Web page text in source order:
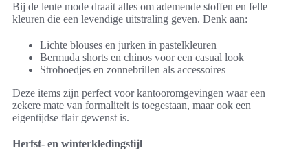
Bij de lente mode draait alles om ademende stoffen en felle
kleuren die een levendige uitstraling geven. Denk aan:
Lichte blouses en jurken in pastelkleuren
Bermuda shorts en chinos voor een casual look
Strohoedjes en zonnebrillen als accessoires
Deze items zijn perfect voor kantooromgevingen waar een
zekere mate van formaliteit is toegestaan, maar ook een
eigentijdse flair gewenst is.
Herfst- en winterkledingstijl